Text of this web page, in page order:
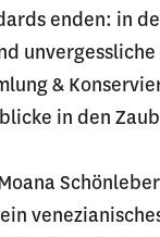
enden: in
&
in den